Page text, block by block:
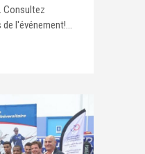
Consultez
l'événement!...